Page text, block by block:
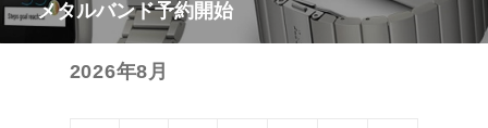
シ
の
投
メタルバンド予約開始
2026年8月